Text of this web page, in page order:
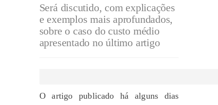
Será discutido, com explicações
e exemplos mais aprofundados,
sobre o caso do custo médio
apresentado no último artigo
O artigo publicado há alguns dias